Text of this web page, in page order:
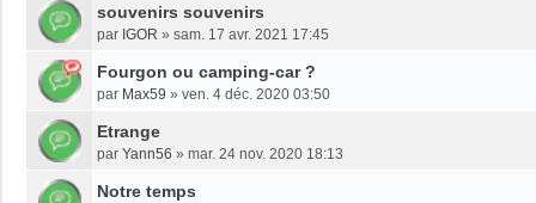
souvenirs souvenirs
par IGOR » sam. 17 avr. 2021 17:45
Fourgon ou camping-car ?
par Max59 » ven. 4 déc. 2020 03:50
Etrange
par Yann56 » mar. 24 nov. 2020 18:13
Notre temps